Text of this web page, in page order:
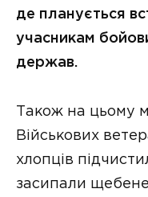
де планується
учасникам
держав.
Також на цьому
Військових
хлопців
засипали